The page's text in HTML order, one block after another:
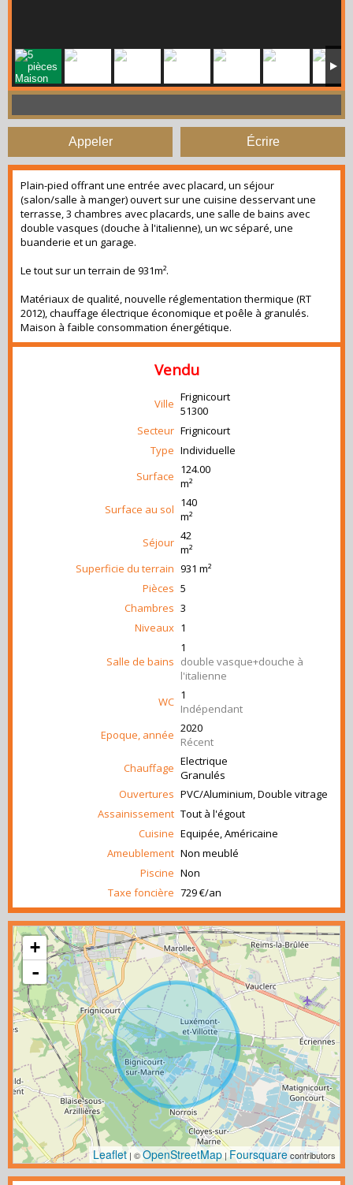
Appeler Écrire
Plain-pied offrant une entrée avec placard, un séjour
(salon/salle à manger) ouvert sur une cuisine desservant une
terrasse, 3 chambres avec placards, une salle de bains avec
double vasques (douche à l'italienne), un wc séparé, une
buanderie et un garage.
Le tout sur un terrain de 931m².
Matériaux de qualité, nouvelle réglementation thermique (RT
2012), chauffage électrique économique et poêle à granulés.
Maison à faible consommation énergétique.
Vendu
Ville Frignicourt
51300
Secteur Frignicourt
Type Individuelle
Surface 124.00
m²
Surface au sol 140
m²
Séjour 42
m²
Superficie du terrain 931 m²
Pièces 5
Chambres 3
Niveaux 1
Salle de bains
1
double vasque+douche à
l'italienne
WC 1
Indépendant
Epoque, année 2020
Récent
Chauffage Electrique
Granulés
Ouvertures PVC/Aluminium, Double vitrage
Assainissement Tout à l'égout
Cuisine Equipée, Américaine
Ameublement Non meublé
Piscine Non
Taxe foncière 729 €/an
+
-
Leaflet | ©OpenStreetMap | Foursquarecontributors